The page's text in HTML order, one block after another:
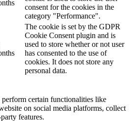
consent for the cookies in the
category "Performance".
The cookie is set by the GDPR
Cookie Consent plugin and is
used to store whether or not user
has consented to the use of
cookies. It does not store any
personal data.
certain functionalities like
on social media platforms, collect
features.